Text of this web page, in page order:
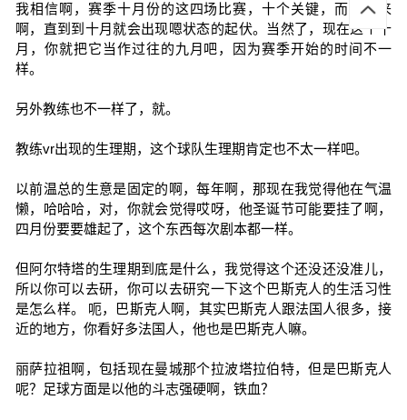
我相信啊，赛季十月份的这四场比赛，十个关键，而且历来
啊，直到到十月就会出现嗯状态的起伏。当然了，现在这个十
月，你就把它当作过往的九月吧，因为赛季开始的时间不一
样。
另外教练也不一样了，就。
教练vr出现的生理期，这个球队生理期肯定也不太一样吧。
以前温总的生意是固定的啊，每年啊，那现在我觉得他在气温
懒，哈哈哈，对，你就会觉得哎呀，他圣诞节可能要挂了啊，
四月份要要雄起了，这个东西每次剧本都一样。
但阿尔特塔的生理期到底是什么，我觉得这个还没还没准儿，
所以你可以去研，你可以去研究一下这个巴斯克人的生活习性
是怎么样。 呃，巴斯克人啊，其实巴斯克人跟法国人很多，接
近的地方，你看好多法国人，他也是巴斯克人嘛。
丽萨拉祖啊，包括现在曼城那个拉波塔拉伯特，但是巴斯克人
呢？足球方面是以他的斗志强硬啊，铁血？